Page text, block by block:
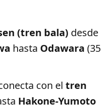
(tren bala) desde
hasta Odawara (35
con el tren
Hakone-Yumoto